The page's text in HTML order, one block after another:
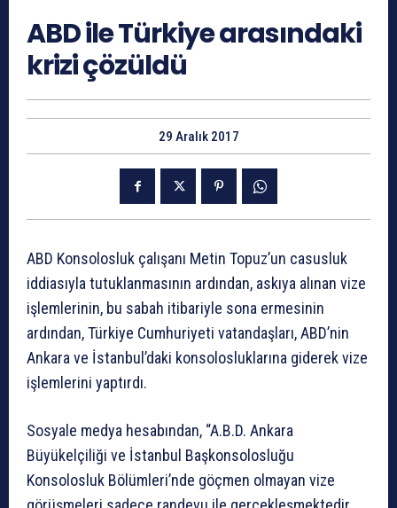
ABD ile Türkiye arasındaki
krizi çözüldü
29 Aralık 2017
ABD Konsolosluk çalışanı Metin Topuz’un casusluk
iddiasıyla tutuklanmasının ardından, askıya alınan vize
işlemlerinin, bu sabah itibariyle sona ermesinin
ardından, Türkiye Cumhuriyeti vatandaşları, ABD’nin
Ankara ve İstanbul’daki konsolosluklarına giderek vize
işlemlerini yaptırdı.
Sosyale medya hesabından, “A.B.D. Ankara
Büyükelçiliği ve İstanbul Başkonsolosluğu
Konsolosluk Bölümleri’nde göçmen olmayan vize